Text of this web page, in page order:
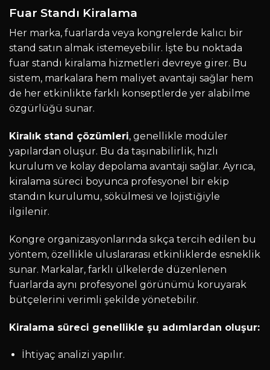
Fuar Standı Kiralama
Her marka, fuarlarda veya kongrelerde kalıcı bir
stand satın almak istemeyebilir. İşte bu noktada
fuar standı kiralama hizmetleri devreye girer. Bu
sistem, markalara hem maliyet avantajı sağlar hem
de her etkinlikte farklı konseptlerde yer alabilme
özgürlüğü sunar.
Kiralık stand çözümleri, genellikle modüler
yapılardan oluşur. Bu da taşınabilirlik, hızlı
kurulum ve kolay depolama avantajı sağlar. Ayrıca,
kiralama süreci boyunca profesyonel bir ekip
standın kurulumu, sökülmesi ve lojistiğiyle
ilgilenir.
Kongre organizasyonlarında sıkça tercih edilen bu
yöntem, özellikle uluslararası etkinliklerde esneklik
sunar. Markalar, farklı ülkelerde düzenlenen
fuarlarda aynı profesyonel görünümü koruyarak
bütçelerini verimli şekilde yönetebilir.
Kiralama süreci genellikle şu adımlardan oluşur:
İhtiyaç analizi yapılır.